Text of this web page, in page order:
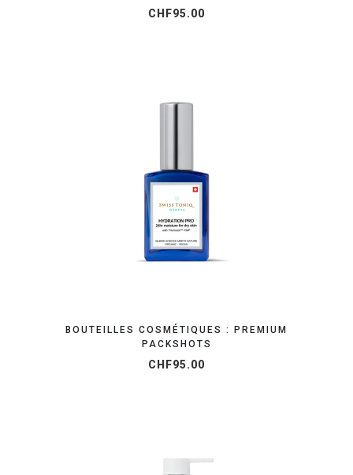
CHF95.00
OBTENEZ VOTRE DEVIS EN 24H
BOUTEILLES COSMÉTIQUES : PREMIUM
PACKSHOTS
CHF95.00